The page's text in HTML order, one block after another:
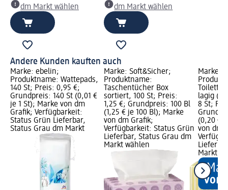
dm Markt wählen
dm Markt wählen
Andere Kunden kauften auch
Marke: ebelin;
Produktname: Wattepads,
140 St; Preis: 0,95 €;
Grundpreis: 140 St (0,01 €
je 1 St); Marke von dm
Grafik; Verfügbarkeit:
Status Grün Lieferbar,
Status Grau dm Markt
Marke: Soft&Sicher;
Produktname:
Taschentücher Box
sortiert, 100 St; Preis:
1,25 €; Grundpreis: 100 Bl
(1,25 € je 100 Bl); Marke
von dm Grafik;
Verfügbarkeit: Status Grün
Lieferbar, Status Grau dm
Markt wählen
Marke:
lagig
8 St;
(0,20 €
von dm
Markt